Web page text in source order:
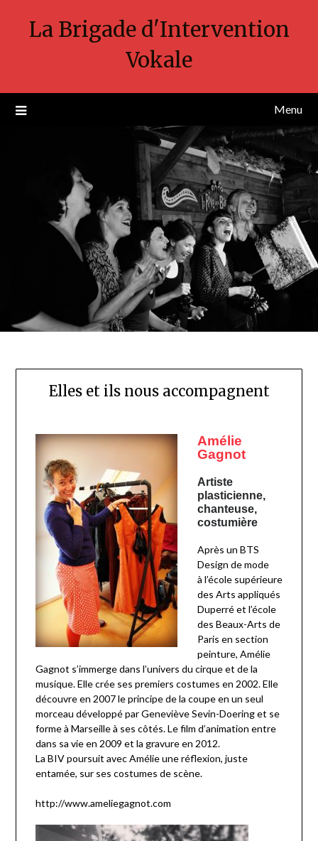
La Brigade d'Intervention
Vokale
Menu
Elles et ils nous accompagnent
Amélie
Gagnot
Artiste
plasticienne,
chanteuse,
costumière
Après un BTS
Design de mode
à l’école supérieure
des Arts appliqués
Duperré et l’école
des Beaux-Arts de
Paris en section
peinture, Amélie
Gagnot s’immerge dans l’univers du cirque et de la
musique. Elle crée ses premiers costumes en 2002. Elle
découvre en 2007 le principe de la coupe en un seul
morceau développé par Geneviève Sevin-Doering et se
forme à Marseille à ses côtés. Le film d’animation entre
dans sa vie en 2009 et la gravure en 2012.
La BIV poursuit avec Amélie une réflexion, juste
entamée, sur ses costumes de scène.
http://www.ameliegagnot.com